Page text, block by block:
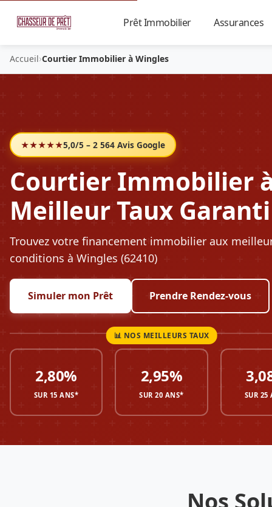
Prêt Immobilier Assurances
Accueil›Courtier Immobilier à Wingles
★★★★★5,0/5 – 2 564 Avis Google
Courtier Immobilier
Meilleur Taux Garanti
Trouvez votre financement immobilier aux
conditions à Wingles (62410)
Simuler mon Prêt Prendre Rendez-vous
2,80%
SUR 15 ANS*
2,95%
SUR 20 ANS* SUR 25